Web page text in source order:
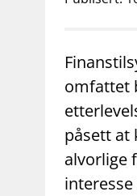
omfattet
påsett at
alvorlige